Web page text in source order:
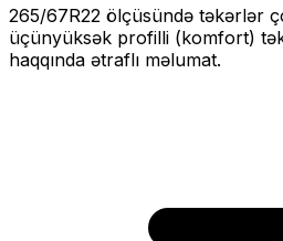
265/67R22 ölçüsündə təkərlər
üçünyüksək profilli (komfort)
haqqında ətraflı məlumat.